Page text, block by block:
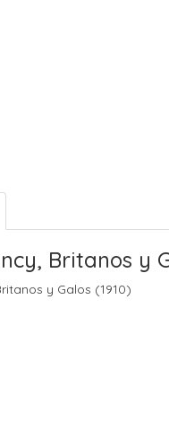
Britanos y
y Galos (1910)